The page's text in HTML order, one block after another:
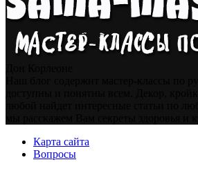
Карта сайта
Вопросы